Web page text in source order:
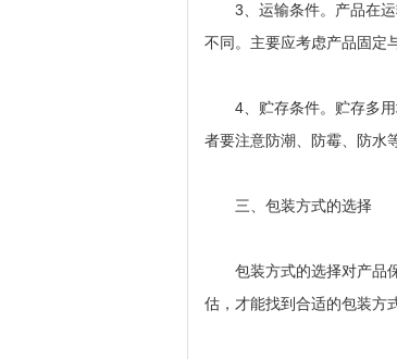
3、运输条件。产品在运
不同。主要应考虑产品固定
4、贮存条件。贮存多用
者要注意防潮、防霉、防水
三、包装方式的选择
包装方式的选择对产品保
估，才能找到合适的包装方